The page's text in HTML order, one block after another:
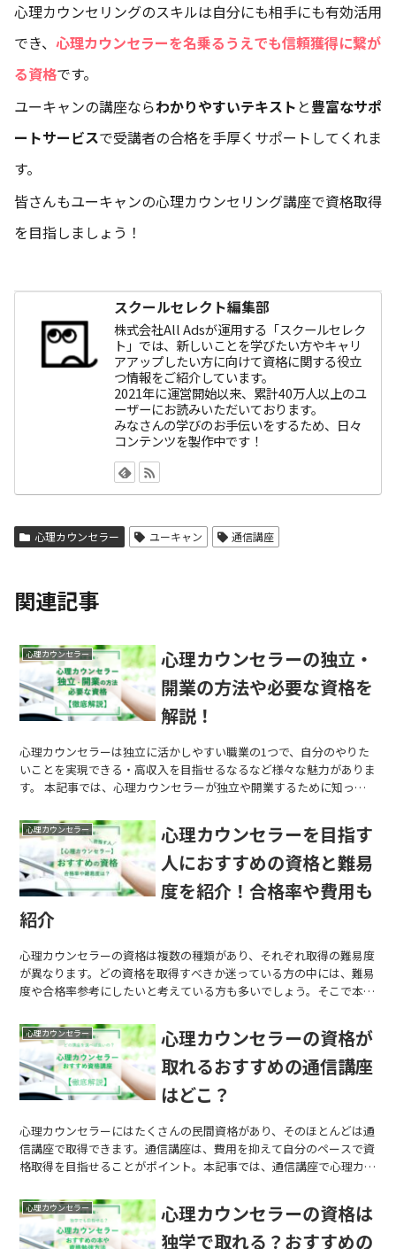
心理カウンセリングのスキルは自分にも相手にも有効活用
でき、 心理カウンセラーを名乗るうえでも信頼獲得に繋が
る資格です。
ユーキャンの講座ならわかりやすいテキスト と豊富なサポ
ートサービスで受講者の合格を手厚くサポートしてくれま
す。
皆さんもユーキャンの心理カウンセリング講座で資格取得
を目指しましょう！
スクールセレクト編集部
株式会社All Adsが運用する「スクールセレク
ト」では、新しいことを学びたい方やキャリ
アアップしたい方に向けて資格に関する役立
つ情報をご紹介しています。
2021年に運営開始以来、累計40万人以上のユ
ーザーにお読みいただいております。
みなさんの学びのお手伝いをするため、日々
コンテンツを製作中です！
心理カウンセラー ユーキャン 通信講座
関連記事
心理カウンセラー
心理カウンセラーの独立・
開業の方法や必要な資格を
解説！
心理カウンセラーは独立に活かしやすい職業の1つで、自分のやりた
いことを実現できる・高収入を目指せるなるなど様々な魅力がありま
す。 本記事では、心理カウンセラーが独立や開業するために知って
心理カウンセラー
心理カウンセラーを目指す
人におすすめの資格と難易
度を紹介！合格率や費用も
紹介
心理カウンセラーの資格は複数の種類があり、それぞれ取得の難易度
が異なります。どの資格を取得すべきか迷っている方の中には、難易
度や合格率参考にしたいと考えている方も多いでしょう。そこで本記
めて紹介します。
心理カウンセラー
心理カウンセラーの資格が
取れるおすすめの通信講座
はどこ？
心理カウンセラーにはたくさんの民間資格があり、そのほとんどは通
信講座で取得できます。通信講座は、費用を抑えて自分のペースで資
格取得を目指せることがポイント。本記事では、通信講座で心理カウ
紹介します。
心理カウンセラー
心理カウンセラーの資格は
独学で取れる？おすすめの